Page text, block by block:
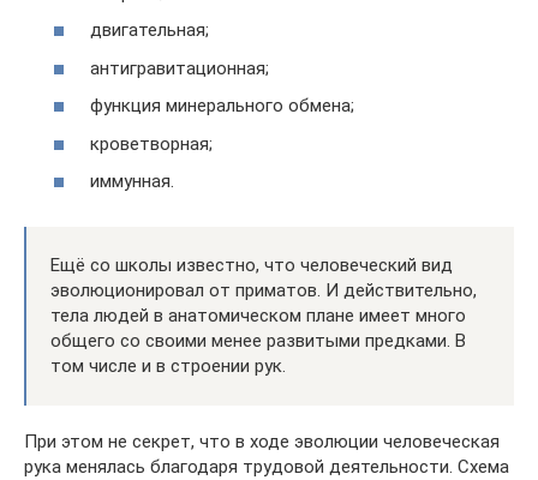
двигательная;
антигравитационная;
функция минерального обмена;
кроветворная;
иммунная.
Ещё со школы известно, что человеческий вид
эволюционировал от приматов. И действительно,
тела людей в анатомическом плане имеет много
общего со своими менее развитыми предками. В
том числе и в строении рук.
При этом не секрет, что в ходе эволюции человеческая
рука менялась благодаря трудовой деятельности. Схема